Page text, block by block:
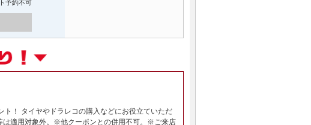
予約不可
！ タイヤやドラレコの購入などにお役立ていただ
は適用対象外。※他クーポンとの併用不可。※ご来店